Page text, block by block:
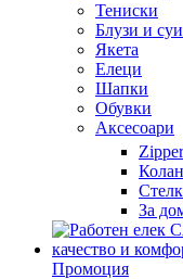
Тениски
Блузи и
Якета
Елеци
Шапки
Обувки
Аксесоари
За
Промоция